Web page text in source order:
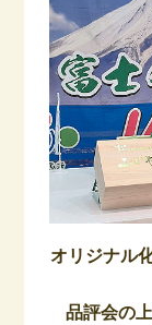
オリジナル
品評会の